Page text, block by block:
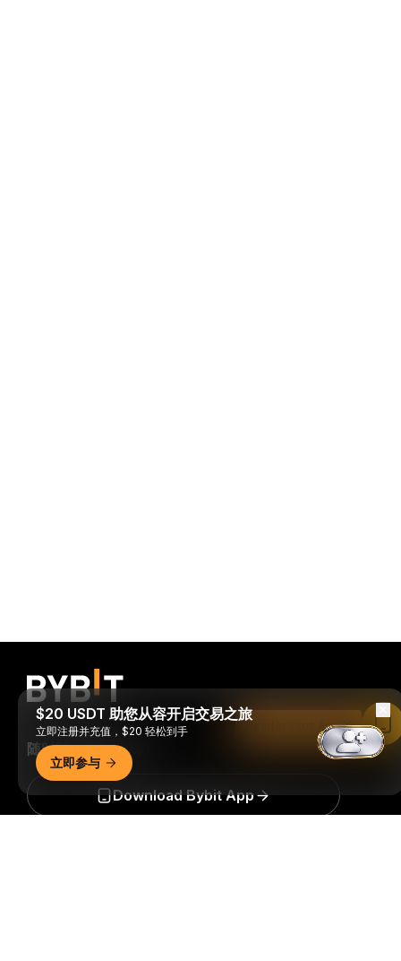
随时随地进行交易！
Download Bybit App
$20 USDT 助您从容开启交易之旅
立即注册并充值，$20 轻松到手
立即参与
Read in Bybit App